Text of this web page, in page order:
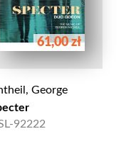
61,00 zł
George
92222